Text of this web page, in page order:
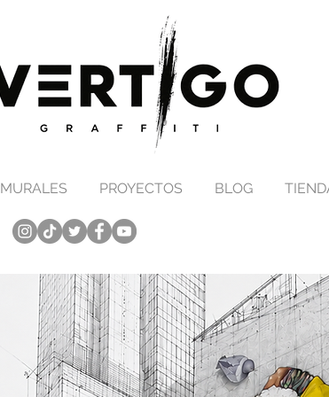
MURALES PROYECTOS BLOG